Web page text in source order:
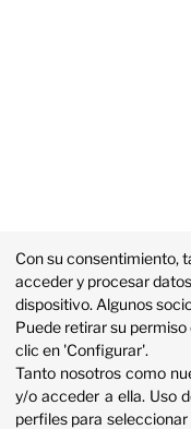
Con su consentimiento,
acceder y procesar
dispositivo. Algunos
Puede retirar su
clic en 'Configurar'.
Tanto nosotros como
y/o acceder a ella. Uso
perfiles para